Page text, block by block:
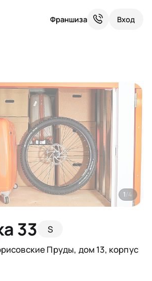
Франшиза Вход
33 S
Пруды, дом 13, корпус
1/4